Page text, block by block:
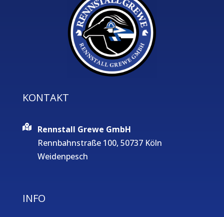
KONTAKT
Rennstall Grewe GmbH
Rennbahnstraße 100, 50737 Köln
Weidenpesch
INFO